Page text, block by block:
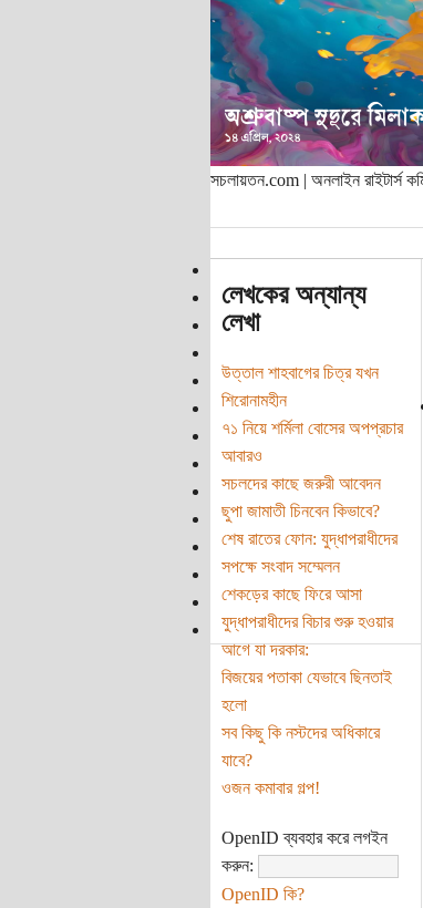
সচলায়তন.com | অনলাইন রাইটার্স
লেখকের অন্যান্য
লেখা
উত্তাল শাহবাগের চিত্র যখন
শিরোনামহীন
৭১ নিয়ে শর্মিলা বোসের অপপ্রচার
আবারও
সচলদের কাছে জরুরী আবেদন
ছুপা জামাতী চিনবেন কিভাবে?
শেষ রাতের ফোন: যুদ্ধাপরাধীদের
সপক্ষে সংবাদ সম্মেলন
শেকড়ের কাছে ফিরে আসা
যুদ্ধাপরাধীদের বিচার শুরু হওয়ার
আগে যা দরকার:
বিজয়ের পতাকা যেভাবে ছিনতাই
হলো
সব কিছু কি নস্টদের অধিকারে
যাবে?
ওজন কমাবার গল্প!
OpenID ব্যবহার করে লগইন
করুন:
OpenID কি?